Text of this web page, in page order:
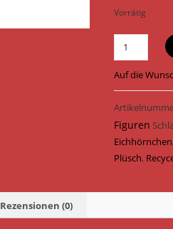
Vorrätig
Trixie
Eichhörnchen
Plüsch
20
cm
34869
Menge
Auf die
Figuren
Eichhörnchen
Plüsch,
Rezensionen (0)